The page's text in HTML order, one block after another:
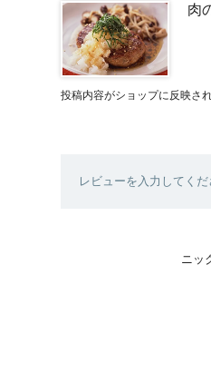
肉
投稿内容がショップに反映さ
レビューを入力してくだ
ニッ